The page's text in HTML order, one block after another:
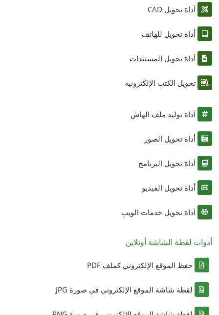
أداة تحويل CAD
أداة تحويل للهاتف
أداة تحويل المستندات
تحويل الكتب الإلكترونية
أداة توليد ملف الهاش
أداة تحويل الصور
أداة تحويل البرنامج
أداة تحويل الفيديو
أداة تحويل خدمات الويب
أدوات لقطة الشاشة أونلاين
حفظ الموقع الإلكتروني كملف PDF
لقطة شاشة الموقع الإلكتروني في صورة JPG